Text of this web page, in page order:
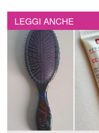
LEGGI ANCHE